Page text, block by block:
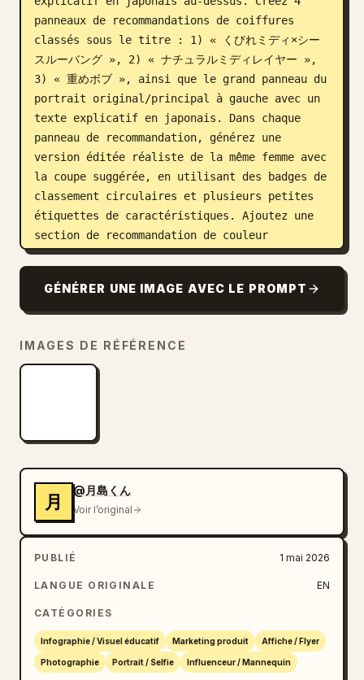
panneaux de recommandations de coiffures
classés sous le titre : 1) « くびれミディ×シー
スルーバング », 2) « ナチュラルミディレイヤー »,
3) « 重めボブ », ainsi que le grand panneau du
portrait original/principal à gauche avec un
texte explicatif en japonais. Dans chaque
panneau de recommandation, générez une
version éditée réaliste de la même femme avec
la coupe suggérée, en utilisant des badges de
classement circulaires et plusieurs petites
étiquettes de caractéristiques. Ajoutez une
section de recommandation de couleur
intitulée « 似合わせヘアカラープラン » avec 4
avec ces nuances : « ショコラブラウン », « グレ
ージュ », « ローズベージュ », « モーヴブラウン ».
intitulé « おすすめしないカラー » avec 3
échantillons empilés et les étiquettes : « 黄
顔タイプ・印象分析 » avec un graphique en radar
et des notes en japonais, et « メイクポイント »
avec 5 lignes d'articles de maquillage
dorées fines, des panneaux blancs arrondis,
des ornements floraux subtils dans les coins
haut de gamme.
GÉNÉRER UNE IMAGE AVEC LE PROMPT
IMAGES DE RÉFÉRENCE
月
@月島くん
Voir l’original
PUBLIÉ 1 mai 2026
LANGUE ORIGINALE EN
CATÉGORIES
Infographie / Visuel éducatif Marketing produit Affiche / Flyer
Photographie Portrait / Selfie Influenceur / Mannequin